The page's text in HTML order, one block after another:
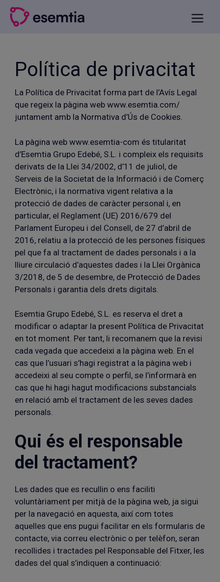
Vés
Política de privacitat
La Política de Privacitat forma part de l’Avís Legal
que regeix la pàgina web www.esemtia.com/
juntament amb la Normativa d’Ús de Cookies.
La pàgina web www.esemtia-com és titularitat
d’Esemtia Grupo Edebé, S.L. i compleix els requisits
derivats de la Llei 34/2002, d’11 de juliol, de
Serveis de la Societat de la Informació i de Comerç
Electrònic, i la normativa vigent relativa a la
protecció de dades de caràcter personal i, en
particular, el Reglament (UE) 2016/679 del
Parlament Europeu i del Consell, de 27 d’abril de
2016, relatiu a la protecció de les persones físiques
pel que fa al tractament de dades personals i a la
lliure circulació d’aquestes dades i la Llei Orgànica
3/2018, de 5 de desembre, de Protecció de Dades
Personals i garantia dels drets digitals.
Esemtia Grupo Edebé, S.L. es reserva el dret a
modificar o adaptar la present Política de Privacitat
en tot moment. Per tant, li recomanem que la revisi
cada vegada que accedeixi a la pàgina web. En el
cas que l’usuari s’hagi registrat a la pàgina web i
accedeixi al seu compte o perfil, se l’informarà en
cas que hi hagi hagut modificacions substancials
en relació amb el tractament de les seves dades
personals.
Qui és el responsable
del tractament?
Les dades que es recullin o ens faciliti
voluntàriament per mitjà de la pàgina web, ja sigui
per la navegació en aquesta, així com totes
aquelles que ens pugui facilitar en els formularis de
contacte, via correu electrònic o per telèfon, seran
recollides i tractades pel Responsable del Fitxer, les
dades del qual s’indiquen a continuació: